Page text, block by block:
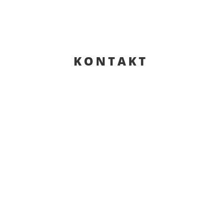
KONTAKT